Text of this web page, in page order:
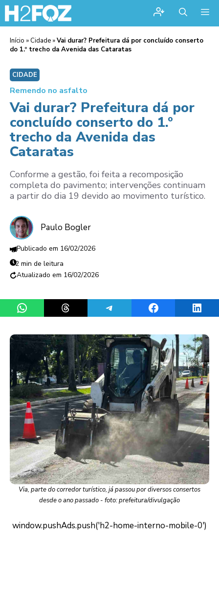
Início » Cidade »Vai durar? Prefeitura dá por concluído conserto
do 1.º trecho da Avenida das Cataratas
CIDADE
Remendo no asfalto
Vai durar? Prefeitura dá por
concluído conserto do 1.º
trecho da Avenida das
Cataratas
Conforme a gestão, foi feita a recomposição
completa do pavimento; intervenções continuam
a partir do dia 19 devido ao movimento turístico.
Paulo Bogler
16/02/2026
2 min de leitura
16/02/2026
Share on WhatsAppShare on ThreadsShare on TelegramShare on Facebook
Via, parte do corredor turístico, já passou por diversos consertos
desde o ano passado - foto: prefeitura/divulgação